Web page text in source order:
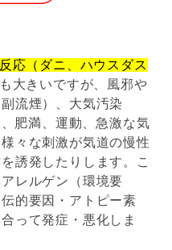
応（ダニ、ハウスダス
大きいですが、風邪や
流煙）、大気汚染
肥満、運動、急激な気
々な刺激が気道の慢性
誘発したりします。こ
レルゲン（環境要
的要因・アトピー素
って発症・悪化しま